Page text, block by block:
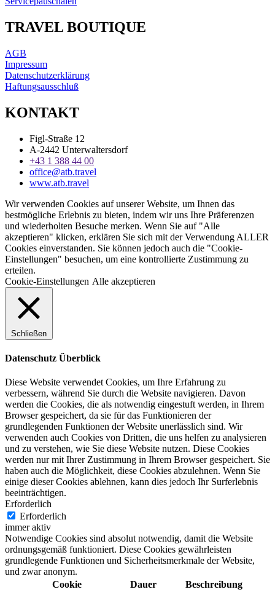
TRAVEL BOUTIQUE
AGB
Impressum
Datenschutzerklärung
Haftungsausschluß
KONTAKT
Figl-Straße 12
A-2442 Unterwaltersdorf
+43 1 388 44 00
office@atb.travel
www.atb.travel
Wir verwenden Cookies auf unserer Website, um Ihnen das
bestmögliche Erlebnis zu bieten, indem wir uns Ihre Präferenzen
und wiederholten Besuche merken. Wenn Sie auf "Alle
akzeptieren" klicken, erklären Sie sich mit der Verwendung ALLER
Cookies einverstanden. Sie können jedoch auch die "Cookie-
Einstellungen" besuchen, um eine kontrollierte Zustimmung zu
erteilen.
Cookie-Einstellungen Alle akzeptieren
Schließen
Datenschutz Überblick
Diese Website verwendet Cookies, um Ihre Erfahrung zu
verbessern, während Sie durch die Website navigieren. Davon
werden die Cookies, die als notwendig eingestuft werden, in Ihrem
Browser gespeichert, da sie für das Funktionieren der
grundlegenden Funktionen der Website unerlässlich sind. Wir
verwenden auch Cookies von Dritten, die uns helfen zu analysieren
und zu verstehen, wie Sie diese Website nutzen. Diese Cookies
werden nur mit Ihrer Zustimmung in Ihrem Browser gespeichert. Sie
haben auch die Möglichkeit, diese Cookies abzulehnen. Wenn Sie
einige dieser Cookies ablehnen, kann dies jedoch Ihr Surferlebnis
beeinträchtigen.
Erforderlich
Erforderlich
immer aktiv
Notwendige Cookies sind absolut notwendig, damit die Website
ordnungsgemäß funktioniert. Diese Cookies gewährleisten
grundlegende Funktionen und Sicherheitsmerkmale der Website,
und zwar anonym.
Cookie
Dauer Beschreibung